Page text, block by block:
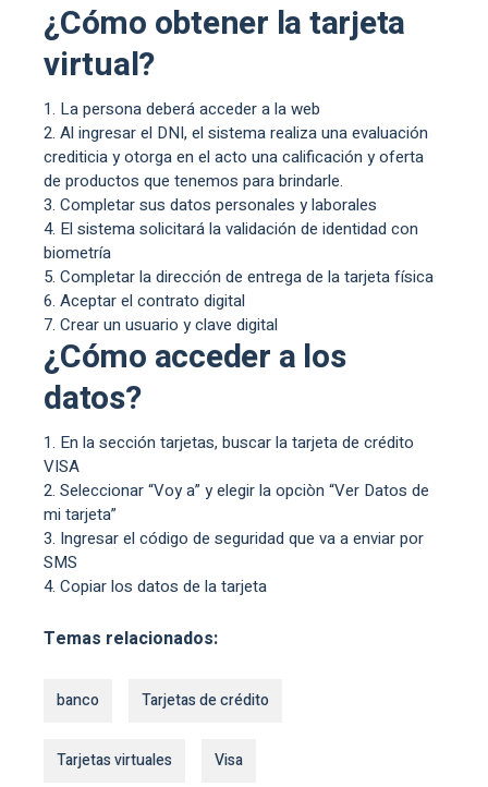
¿Cómo obtener la tarjeta
virtual?
La persona deberá acceder a la web
Al ingresar el DNI, el sistema realiza una evaluación
crediticia y otorga en el acto una calificación y oferta
de productos que tenemos para brindarle.
Completar sus datos personales y laborales
El sistema solicitará la validación de identidad con
biometría
Completar la dirección de entrega de la tarjeta física
Aceptar el contrato digital
Crear un usuario y clave digital
¿Cómo acceder a los
datos?
En la sección tarjetas, buscar la tarjeta de crédito
VISA
Seleccionar “Voy a” y elegir la opciòn “Ver Datos de
mi tarjeta”
Ingresar el código de seguridad que va a enviar por
SMS
Copiar los datos de la tarjeta
Temas relacionados:
banco Tarjetas de crédito
Tarjetas virtuales Visa